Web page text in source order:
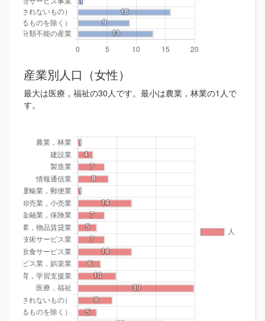
産業別人口（女性）
最大は医療，福祉の30人です。最小は農業，林業の1人で
す。